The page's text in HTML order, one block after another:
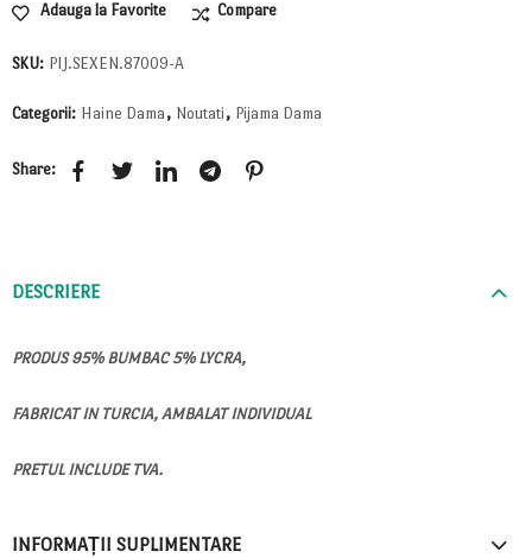
Adauga la Favorite Compare
SKU: PIJ.SEXEN.87009-A
Categorii: Haine Dama , Noutati , Pijama Dama
Share:
DESCRIERE
PRODUS 95% BUMBAC 5% LYCRA,
FABRICAT IN TURCIA, AMBALAT INDIVIDUAL
PRETUL INCLUDE TVA.
INFORMAȚII SUPLIMENTARE